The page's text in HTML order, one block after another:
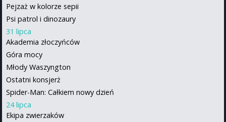
Pejzaż w kolorze sepii
Psi patrol i dinozaury
31 lipca
Akademia złoczyńców
Góra mocy
Młody Waszyngton
Ostatni konsjerż
Spider-Man: Całkiem nowy dzień
24 lipca
Ekipa zwierzaków